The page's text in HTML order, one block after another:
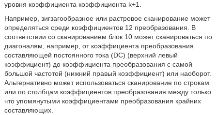
уровня коэффициента коэффициента k+1.
Например, зигзагообразное или растровое сканирование может
определяться среди коэффициентов 12 преобразования. В
соответствии со сканированием блок 10 может сканироваться по
диагоналям, например, от коэффициента преобразования
составляющей постоянного тока (DC) (верхний левый
коэффициент) до коэффициента преобразования с самой
большой частотой (нижний правый коэффициент) или наоборот.
Альтернативно может использоваться сканирование по строкам
или по столбцам коэффициентов преобразования между только
что упомянутыми коэффициентами преобразования крайних
составляющих.